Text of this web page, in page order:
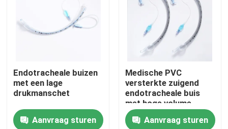
Thuis
Endotracheale buizen
met een lage
drukmanschet
Aanvraag sturen
Medische PVC
versterkte zuigend
endotracheale buis
met hoge volume
manchet ETT PU met
drukmeterAanvraag sturen